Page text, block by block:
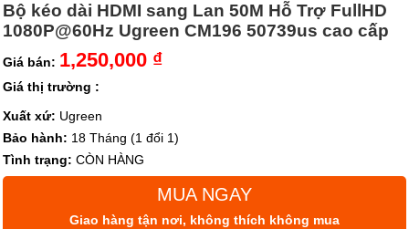
Bộ kéo dài HDMI sang Lan 50M Hỗ Trợ FullHD
1080P@60Hz Ugreen CM196 50739us cao cấp
Giá bán: 1,250,000 ₫
Giá thị trường :
Xuất xứ: Ugreen
Bảo hành: 18 Tháng (1 đổi 1)
Tình trạng: CÒN HÀNG
MUA NGAY
Giao hàng tận nơi, không thích không mua